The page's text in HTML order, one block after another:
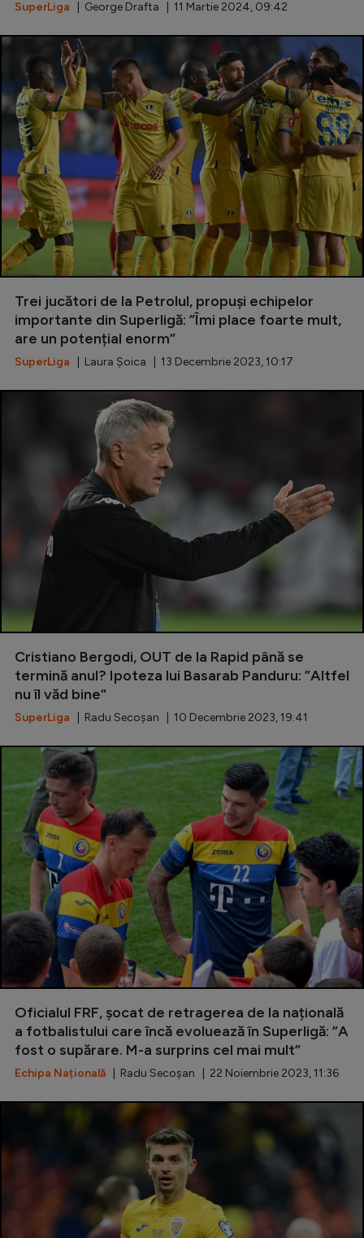
SuperLiga | George Drafta | 11 Martie 2024, 09:42
Trei jucători de la Petrolul, propuși echipelor
importante din Superligă: ”Îmi place foarte mult,
are un potențial enorm”
SuperLiga | Laura Șoica | 13 Decembrie 2023, 10:17
Cristiano Bergodi, OUT de la Rapid până se
termină anul? Ipoteza lui Basarab Panduru: ”Altfel
nu îl văd bine”
SuperLiga | Radu Secoșan | 10 Decembrie 2023, 19:41
Oficialul FRF, șocat de retragerea de la națională
a fotbalistului care încă evoluează în Superligă: ”A
fost o supărare. M-a surprins cel mai mult”
Echipa Națională | Radu Secoșan | 22 Noiembrie 2023, 11:36